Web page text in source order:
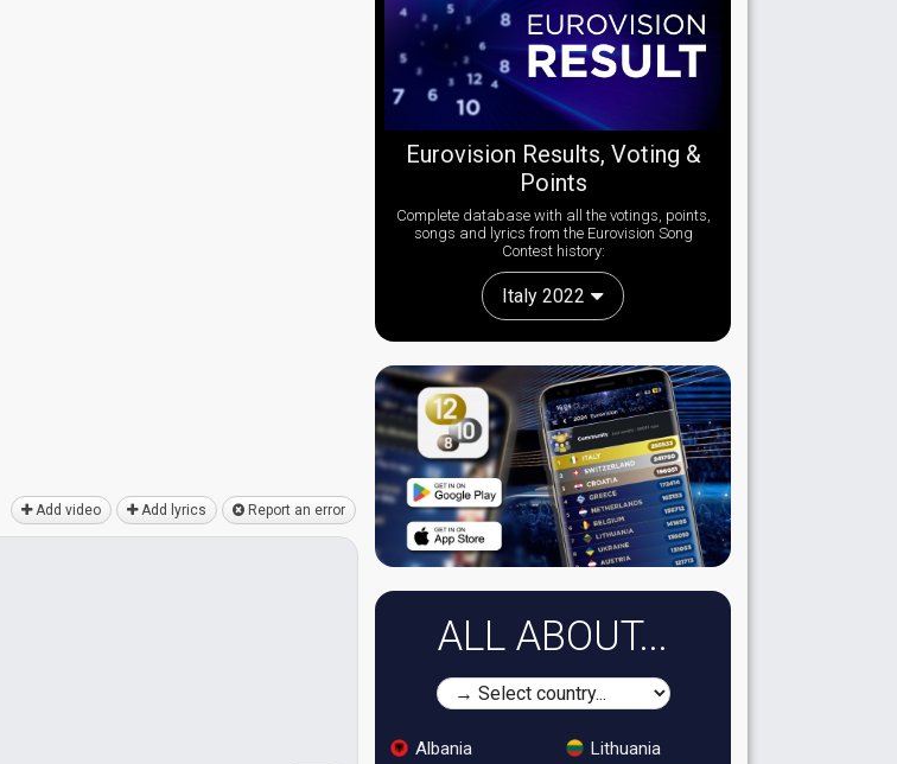
Add video Add lyrics Report an error
Eurovision Results, Voting &
Points
Complete database with all the votings, points,
songs and lyrics from the Eurovision Song
Contest history:
Italy 2022
ALL ABOUT...
Albania
Lithuania